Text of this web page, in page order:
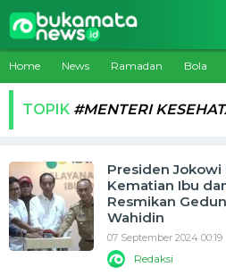
Home News Ramadan Bola
TOPIK #MENTERI
Presiden Jokowi
Kematian Ibu
Resmikan
Wahidin
07 September 2024 00:19
Redaksi